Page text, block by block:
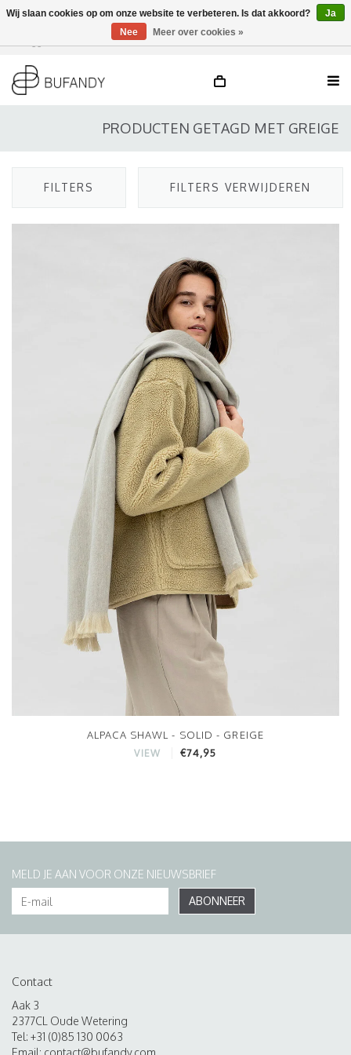
DE / EN
PRODUCTEN GETAGD MET GREIGE
FILTERS FILTERS VERWIJDEREN
ALPACA SHAWL - SOLID - GREIGE
VIEW €74,95
MELD JE AAN VOOR ONZE NIEUWSBRIEF
ABONNEER
Contact
Aak 3
2377CL Oude Wetering
Tel: +31 (0)85 130 0063
Email: contact@bufandy.com
Wij slaan cookies op om onze website te verbeteren. Is dat akkoord?
Ja
Nee
Meer over cookies »